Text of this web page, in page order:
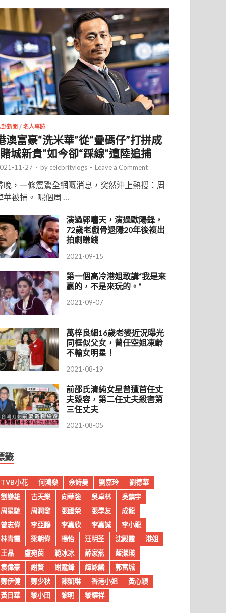
卦新聞 /名人事跡
澳富豪“洗米華”從“疊碼仔”打拼成
城新貴”如今卻“踩線”遭陸追捕
11-27 - by celebritylogs - Leave a Comment
晚，一條震驚全網嘅消息，突然沖上熱搜：周
華被捕。 呢個周 …
演過郭嘯天，演過歐陽鋒，
72歲老戲骨退隱20年後複出
拍劇賺錢
2021-09-15
第一個高冷港姐敢講“我是來
贏的，不是來玩的。”
2021-09-07
萬梓良細16歲老婆近況曝光
同框似父女，曾任空姐凍齡
不輸女明星！
2021-08-19
前邵氏清純女星曾遭首任丈
夫毀容，第二任丈夫殺害第
三任丈夫
2021-08-05
籤
TVB小花 何鴻燊 佘詩曼 劉嘉玲
劉德華
劉鑾雄
古天樂 向華強 吳卓林
吳鎮宇
周星馳
周潤發 張國榮 張學友
成龍
曾志偉
李亞鵬 李嘉欣 李嘉誠
李小龍
林青霞
梁朝偉 楊怡 汪明荃 沈殿霞
港姐
王晶
盧宛茵 範冰冰 薛家燕
藍潔瑛
袁偉豪
謝賢 謝霆鋒 譚詠麟
郭富城
鄭伊健
鄭少秋 陳凱琳 香港小姐
黃心穎
黃日華
黎小田 黎明 黎耀祥